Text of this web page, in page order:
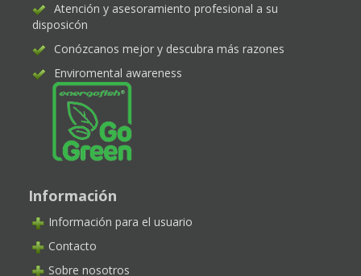
Atención y asesoramiento profesional a su
disposicón
Conózcanos mejor y descubra más razones
Enviromental awareness
Información
Información para el usuario
Contacto
Sobre nosotros